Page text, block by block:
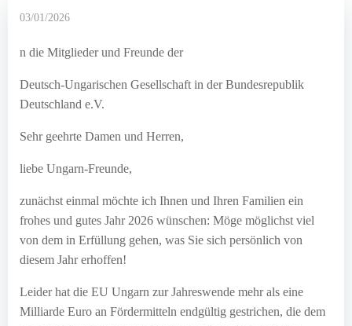
03/01/2026
n die Mitglieder und Freunde der
Deutsch-Ungarischen Gesellschaft in der Bundesrepublik
Deutschland e.V.
Sehr geehrte Damen und Herren,
liebe Ungarn-Freunde,
zunächst einmal möchte ich Ihnen und Ihren Familien ein
frohes und gutes Jahr 2026 wünschen: Möge möglichst viel
von dem in Erfüllung gehen, was Sie sich persönlich von
diesem Jahr erhoffen!
Leider hat die EU Ungarn zur Jahreswende mehr als eine
Milliarde Euro an Fördermitteln endgültig gestrichen, die dem